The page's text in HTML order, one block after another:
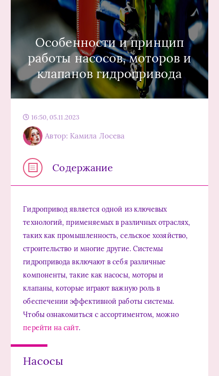
Особенности и принцип
работы насосов, моторов и
клапанов гидропривода
16:50, 05.11.2023
Автор: Камила Лосева
Содержание
Гидропривод является одной из ключевых
технологий, применяемых в различных отраслях,
таких как промышленность, сельское хозяйство,
строительство и многие другие. Системы
гидропривода включают в себя различные
компоненты, такие как насосы, моторы и
клапаны, которые играют важную роль в
обеспечении эффективной работы системы.
Чтобы ознакомиться с ассортиментом, можно
перейти на сайт.
Насосы